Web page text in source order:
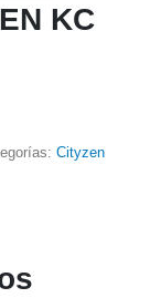
KC
Cityzen